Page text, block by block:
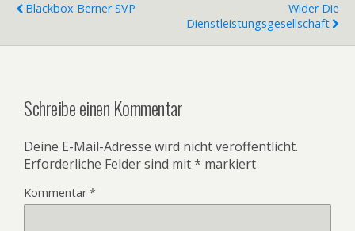
Blackbox Berner SVP
Wider Die
Dienstleistungsgesellschaft
Schreibe einen Kommentar
Deine E-Mail-Adresse wird nicht veröffentlicht.
Erforderliche Felder sind mit* markiert
Kommentar*